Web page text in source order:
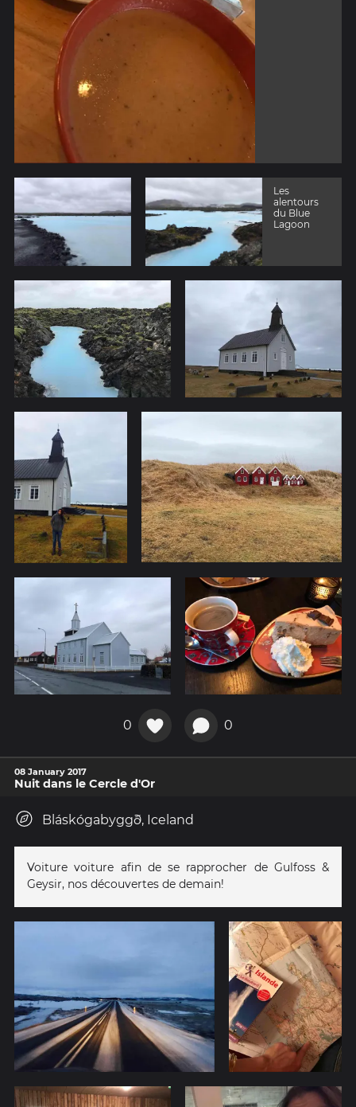
Les
alentours
du Blue
Lagoon
0 0
08 January 2017
Nuit dans le Cercle d'Or
Bláskógabyggð, Iceland
Voiture voiture afin de se rapprocher de Gulfoss &
Geysir, nos découvertes de demain!